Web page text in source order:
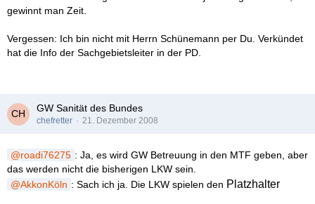
gewinnt man Zeit.
Vergessen: Ich bin nicht mit Herrn Schünemann per Du. Verkündet
hat die Info der Sachgebietsleiter in der PD.
GW Sanität des Bundes
chefretter 21. Dezember 2008
roadi76275 : Ja, es wird GW Betreuung in den MTF geben, aber
das werden nicht die bisherigen LKW sein.
AkkonKöln : Sach ich ja. Die LKW spielen den Platzhalter